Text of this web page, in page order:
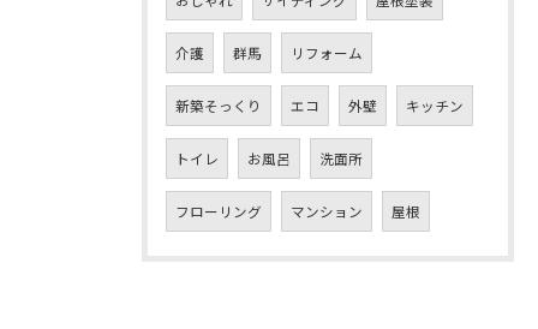
介護 群馬 リフォーム
新築そっくり エコ 外壁 キッチン
トイレ お風呂 洗面所
フローリング マンション 屋根